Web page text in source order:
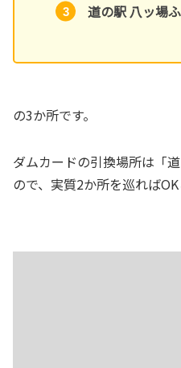
道の駅 八ッ場
の3か所です。
ダムカードの引換場所は「
ので、実質2か所を巡ればOK